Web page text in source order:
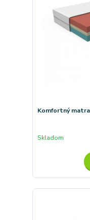
Komfortný
Skladom